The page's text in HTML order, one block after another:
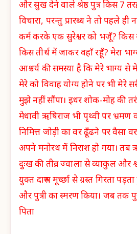
और सुख देने वाले श्रेष्ठ पुत्र किस 7
विचारा, परन्तु प्रारब्ध ने तो पहले ही
कर्म करके एक सुरेश्वर को भजूँ? किस
किस तीर्थ में जाकर वहाँ रहूँ? मेरा
आश्चर्य की समस्या है कि मेरे भाग्य से
मेरे को विवाह योग्य होने पर भी मेरे
मुझे नहीं सौंपा। इधर शोक-मोह की
मेधावी ऋषिराज भी पृथ्वी पर भ्रमण
निमित्त जोड़ी का वर ढूँढने पर वैसा
अपने मनोरथ में निराश हो गया। तब
दुःख की तीव्र ज्वाला से व्याकुल और
युक्त दारुण मूर्च्छा से ग्रस्त गिरता
और पुत्री का स्मरण किया। जब तक
पिता